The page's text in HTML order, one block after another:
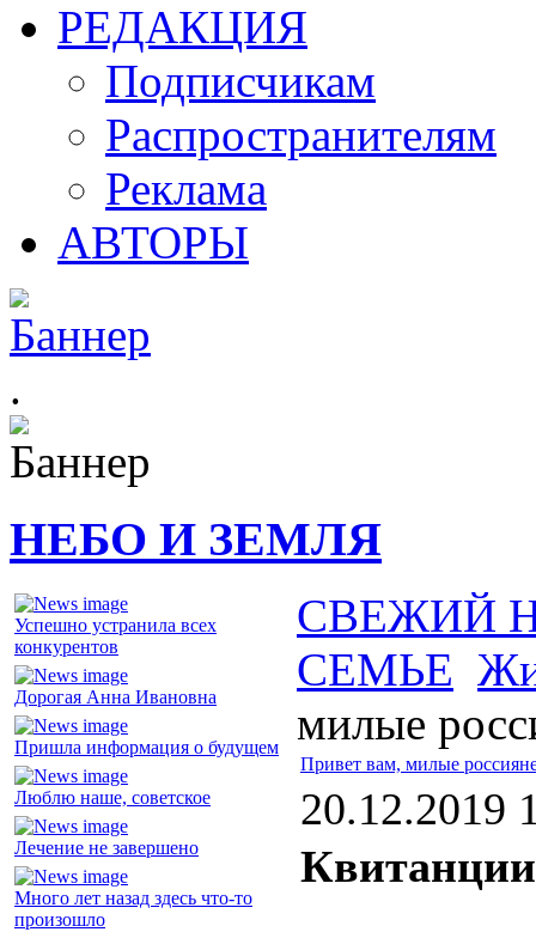
РЕДАКЦИЯ
Подписчикам
Распространителям
Реклама
АВТОРЫ
.
НЕБО И ЗЕМЛЯ
Успешно устранила всех
конкурентов
Дорогая Анна Ивановна
Пришла информация о будущем
Люблю наше, советское
Лечение не завершено
Много лет назад здесь что-то
произошло
СВЕЖИЙ
СЕМЬЕ
милые
Привет вам, милые
20.12.2019
Квитанции